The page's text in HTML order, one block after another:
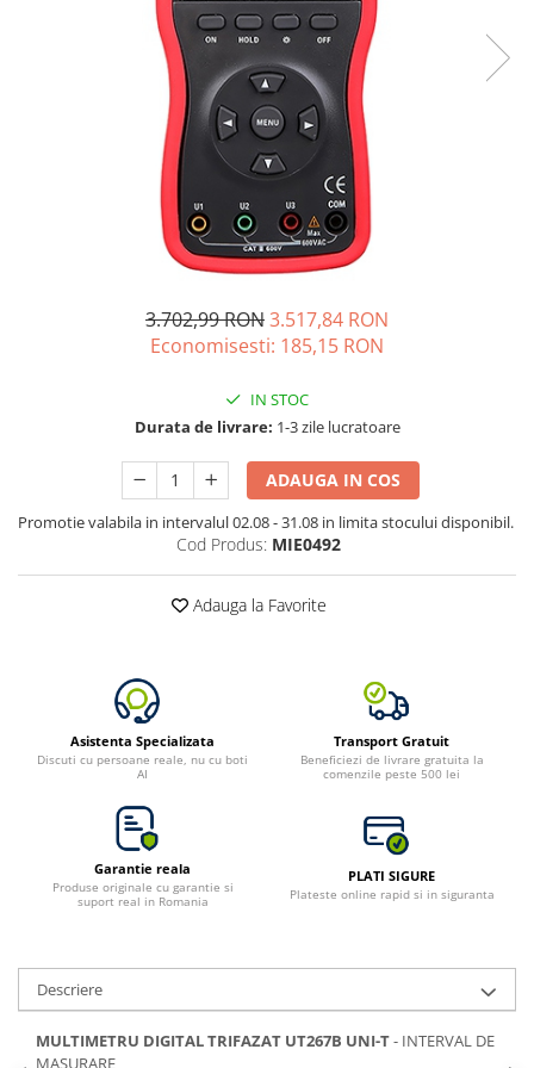
Acumulatori de stocare
Componente sisteme de balcon
3.702,99 RON3.517,84 RON
Economisesti: 185,15 RON
IN STOC
Durata de livrare: 1-3 zile lucratoare
ADAUGA IN COS
Promotie valabila in intervalul 02.08 - 31.08 in limita stocului disponibil.
Cod Produs: MIE0492
Adauga la Favorite
Asistenta Specializata
Discuti cu persoane reale, nu cu boti
AI
Transport Gratuit
Beneficiezi de livrare gratuita la
comenzile peste 500 lei
Garantie reala
Produse originale cu garantie si
suport real in Romania
PLATI SIGURE
Plateste online rapid si in siguranta
Descriere
MULTIMETRU DIGITAL TRIFAZAT UT267B UNI-T- INTERVAL DE
MASURARE